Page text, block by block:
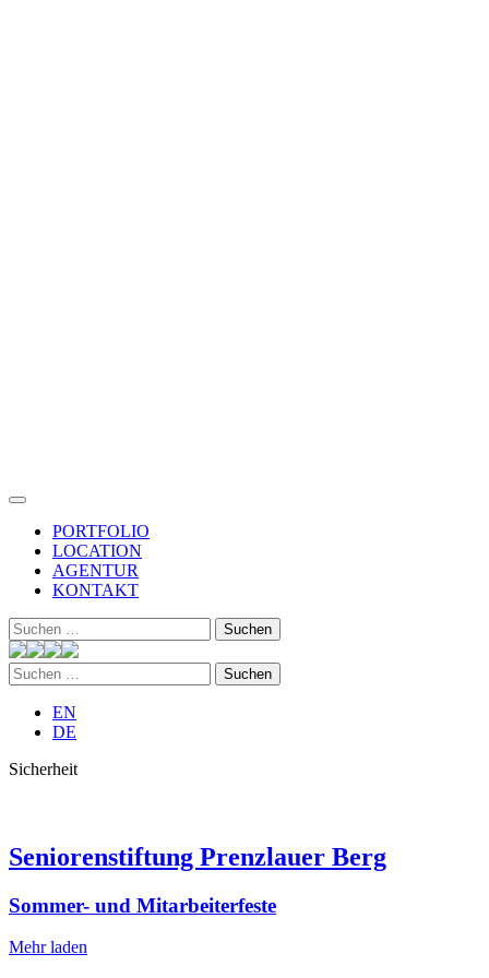
PORTFOLIO
LOCATION
AGENTUR
KONTAKT
Suchen
nach:
Suchen
nach:
EN
DE
Sicherheit
Seniorenstiftung Prenzlauer Berg
Sommer- und Mitarbeiterfeste
Mehr laden